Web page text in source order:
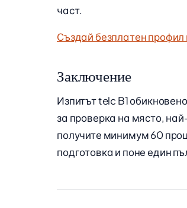
част.
Създай безплатен
Заключение
Изпитът telc B1
за проверка на място,
получите минимум 60
подготовка и поне един